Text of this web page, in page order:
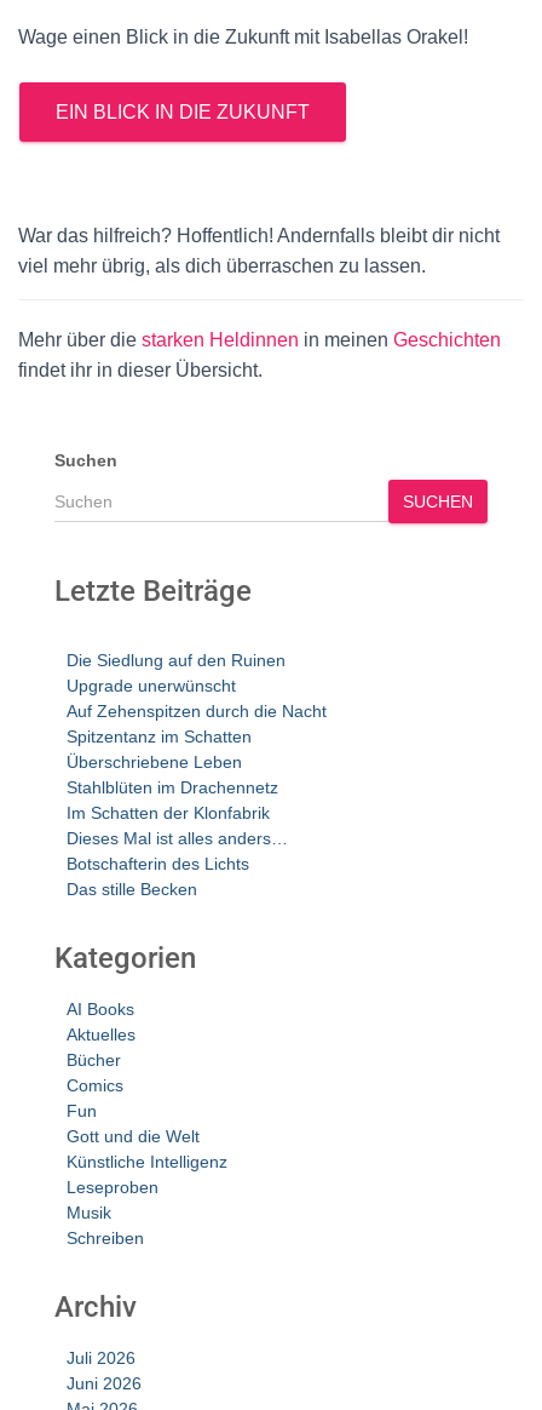
Wage einen Blick in die Zukunft mit Isabellas Orakel!
EIN BLICK IN DIE ZUKUNFT
War das hilfreich? Hoffentlich! Andernfalls bleibt dir nicht
viel mehr übrig, als dich überraschen zu lassen.
Mehr über die starken Heldinnen in meinen Geschichten
findet ihr in dieser Übersicht.
Suchen
SUCHEN
Letzte Beiträge
Die Siedlung auf den Ruinen
Upgrade unerwünscht
Auf Zehenspitzen durch die Nacht
Spitzentanz im Schatten
Überschriebene Leben
Stahlblüten im Drachennetz
Im Schatten der Klonfabrik
Dieses Mal ist alles anders…
Botschafterin des Lichts
Das stille Becken
Kategorien
AI Books
Aktuelles
Bücher
Comics
Fun
Gott und die Welt
Künstliche Intelligenz
Leseproben
Musik
Schreiben
Archiv
Juli 2026
Juni 2026